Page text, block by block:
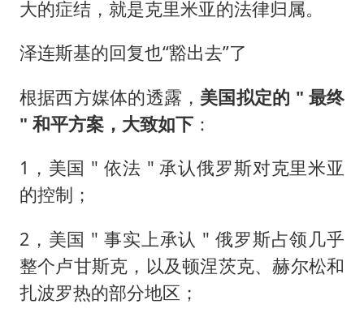
大的症结，就是克里米亚的法律归属。
泽连斯基的回复也“豁出去”了
根据西方媒体的透露， 美国拟定的 " 最终
" 和平方案，大致如下：
1，美国 " 依法 " 承认俄罗斯对克里米亚
的控制；
2，美国 " 事实上承认 " 俄罗斯占领几乎
整个卢甘斯克，以及顿涅茨克、赫尔松和
扎波罗热的部分地区；